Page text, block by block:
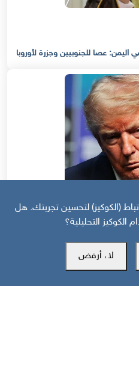
عصا للجنوبيين وجزرة لأوروبا
وطهران قبل أن تتحول إلى اتفاق؟
(الكوكيز) لتحسين تجربتك. هل
التحليلية؟
لا، أرفض